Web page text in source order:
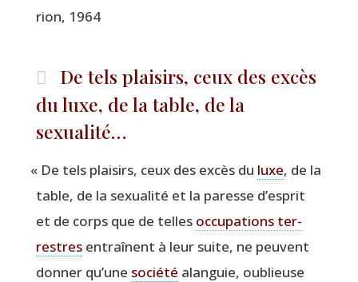
rion, 1964
De tels plaisirs, ceux des excès
du luxe, de la table, de la
sexualité…
« De tels plai­sirs, ceux des excès du luxe, de la
table, de la sexua­li­té et la paresse d’esprit
et de corps que de telles occu­pa­tions ter­
restresentraînent à leur suite, ne peuvent
don­ner qu’une socié­té alan­guie, oublieuse